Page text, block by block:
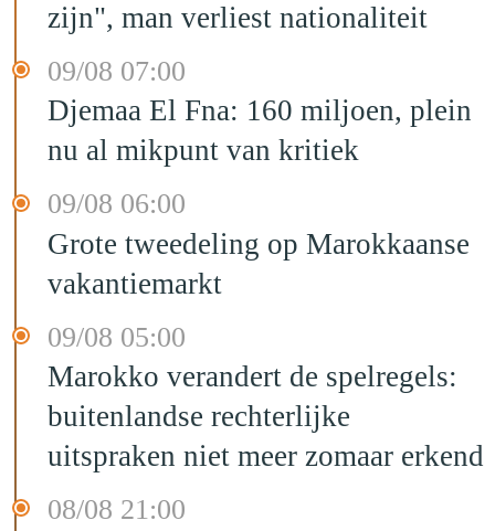
zijn", man verliest nationaliteit
09/08 07:00
Djemaa El Fna: 160 miljoen, plein
nu al mikpunt van kritiek
09/08 06:00
Grote tweedeling op Marokkaanse
vakantiemarkt
09/08 05:00
Marokko verandert de spelregels:
buitenlandse rechterlijke
uitspraken niet meer zomaar erkend
08/08 21:00